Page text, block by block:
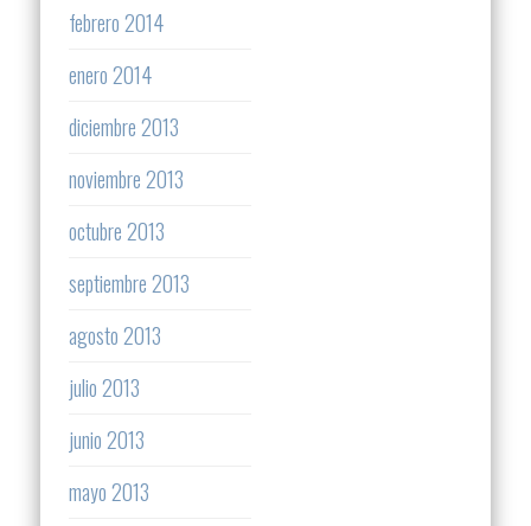
febrero 2014
enero 2014
diciembre 2013
noviembre 2013
octubre 2013
septiembre 2013
agosto 2013
julio 2013
junio 2013
mayo 2013